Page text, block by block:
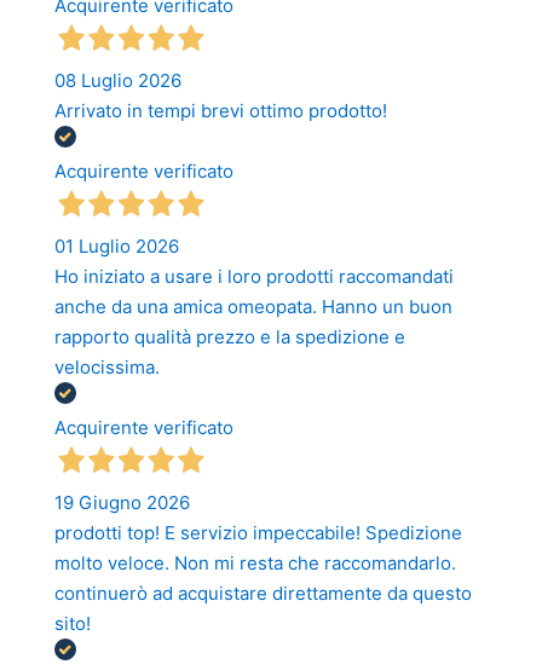
Acquirente verificato
08 Luglio 2026
Arrivato in tempi brevi ottimo prodotto!
Acquirente verificato
01 Luglio 2026
Ho iniziato a usare i loro prodotti raccomandati
anche da una amica omeopata. Hanno un buon
rapporto qualità prezzo e la spedizione e
velocissima.
Acquirente verificato
19 Giugno 2026
prodotti top! E servizio impeccabile! Spedizione
molto veloce. Non mi resta che raccomandarlo.
continuerò ad acquistare direttamente da questo
sito!